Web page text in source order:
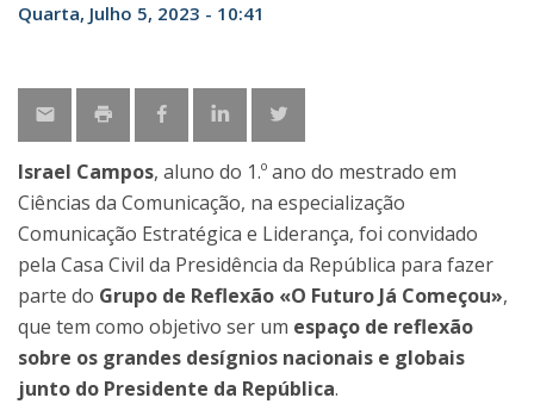
Quarta, Julho 5, 2023 - 10:41
Israel Campos, aluno do 1.º ano do mestrado em
Ciências da Comunicação, na especialização
Comunicação Estratégica e Liderança, foi convidado
pela Casa Civil da Presidência da República para fazer
parte do Grupo de Reflexão «O Futuro Já Começou»,
que tem como objetivo ser um espaço de reflexão
sobre os grandes desígnios nacionais e globais
junto do Presidente da República.